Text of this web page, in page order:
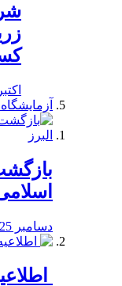
اکتبر 19, 2019
دسامبر 25, 2019